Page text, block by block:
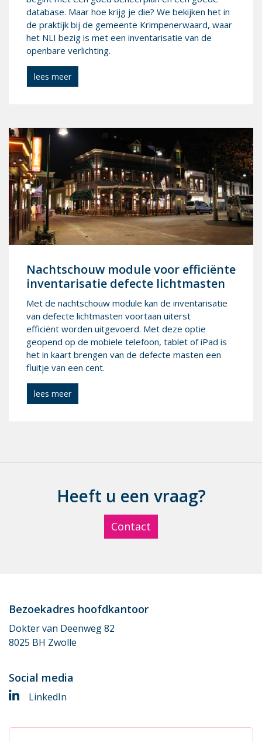
database. Maar hoe krijg je die? We bekijken het in
de praktijk bij de gemeente Krimpenerwaard, waar
het NLI bezig is met een inventarisatie van de
openbare verlichting.
lees meer
Nacht­schouw mo­du­le voor ef­fi­ciënte
in­ven­ta­ri­sa­tie de­fec­te licht­mas­ten
Met de nachtschouw module kan de inventarisatie
van defecte lichtmasten voortaan uiterst
efficiënt worden uitgevoerd. Met deze optie
geopend op de mobiele telefoon, tablet of iPad is
het in kaart brengen van de defecte masten een
fluitje van een cent.
lees meer
Heeft u een vraag?
Contact
Be­zoe­kadres hoofd­kan­toor
Dokter van Deenweg 82
8025 BH Zwolle
So­ci­al me­dia
LinkedIn